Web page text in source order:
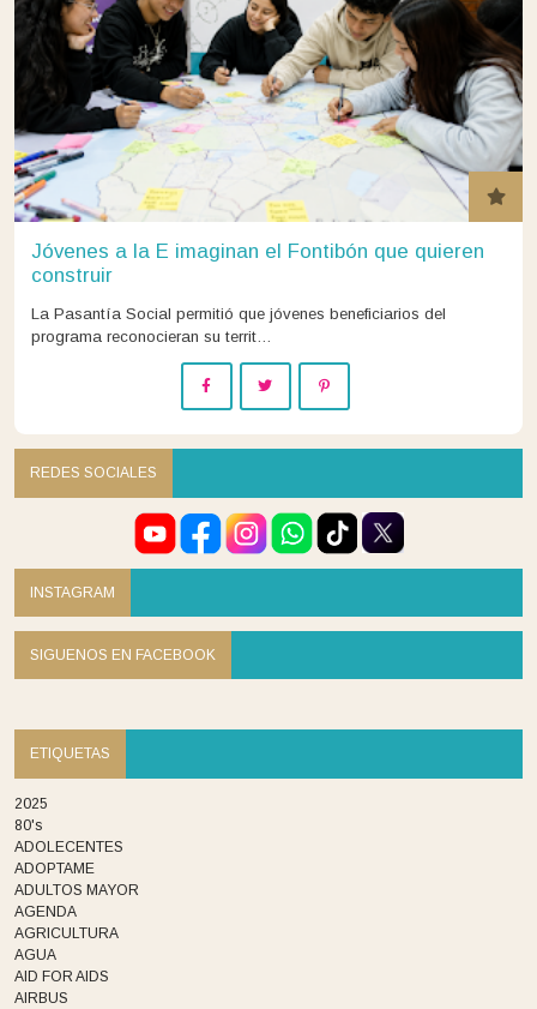
Jóvenes a la E imaginan el Fontibón que quieren
construir
La Pasantía Social permitió que jóvenes beneficiarios del
programa reconocieran su territ…
REDES SOCIALES
INSTAGRAM
SIGUENOS EN FACEBOOK
ETIQUETAS
2025
80's
ADOLECENTES
ADOPTAME
ADULTOS MAYOR
AGENDA
AGRICULTURA
AGUA
AID FOR AIDS
AIRBUS